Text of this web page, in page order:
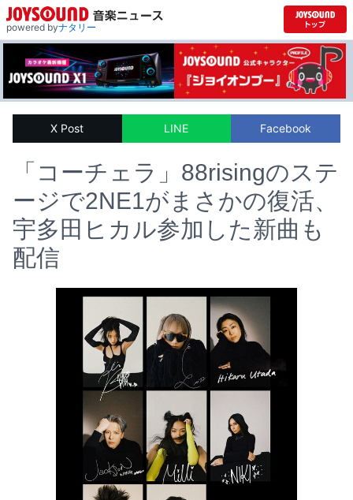
powered byナタリー
X Post LINE Facebook
「コーチェラ」88risingのステ
ージで2NE1がまさかの復活、
宇多田ヒカル参加した新曲も
配信